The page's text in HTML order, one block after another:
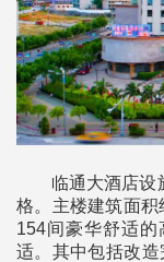
临通大酒店设
格。主楼建筑面
154间豪华舒适
适。其中包括改